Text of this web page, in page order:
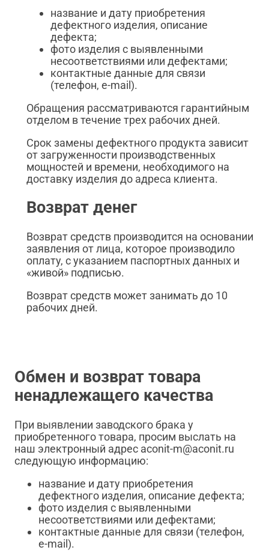
название и дату приобретения
дефектного изделия, описание
дефекта;
фото изделия с выявленными
несоответствиями или дефектами;
контактные данные для связи
(телефон, e-mail).
Обращения рассматриваются гарантийным
отделом в течение трех рабочих дней.
Срок замены дефектного продукта зависит
от загруженности производственных
мощностей и времени, необходимого на
доставку изделия до адреса клиента.
Возврат денег
Возврат средств производится на основании
заявления от лица, которое производило
оплату, с указанием паспортных данных и
«живой» подписью.
Возврат средств может занимать до 10
рабочих дней.
Обмен и возврат товара
ненадлежащего качества
При выявлении заводского брака у
приобретенного товара, просим выслать на
наш электронный адрес aconit-m@aconit.ru
следующую информацию:
название и дату приобретения
дефектного изделия, описание дефекта;
фото изделия с выявленными
несоответствиями или дефектами;
контактные данные для связи (телефон,
e-mail).